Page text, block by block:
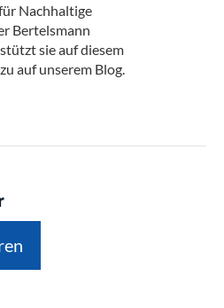
Nachhaltige
Bertelsmann
sie auf diesem
auf unserem Blog.